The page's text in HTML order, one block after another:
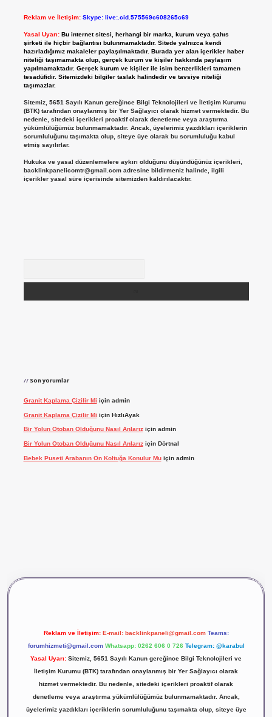
Reklam ve İletişim: Skype: live:.cid.575569c608265c69
Yasal Uyarı: Bu internet sitesi, herhangi bir marka, kurum veya şahıs
şirketi ile hiçbir bağlantısı bulunmamaktadır. Sitede yalnızca kendi
hazırladığımız makaleler paylaşılmaktadır. Burada yer alan içerikler haber
niteliği taşımamakta olup, gerçek kurum ve kişiler hakkında paylaşım
yapılmamaktadır. Gerçek kurum ve kişiler ile isim benzerlikleri tamamen
tesadüfidir. Sitemizdeki bilgiler taslak halindedir ve tavsiye niteliği
taşımazlar.
Sitemiz, 5651 Sayılı Kanun gereğince Bilgi Teknolojileri ve İletişim Kurumu
(BTK) tarafından onaylanmış bir Yer Sağlayıcı olarak hizmet vermektedir. Bu
nedenle, sitedeki içerikleri proaktif olarak denetleme veya araştırma
yükümlülüğümüz bulunmamaktadır. Ancak, üyelerimiz yazdıkları içeriklerin
sorumluluğunu taşımakta olup, siteye üye olarak bu sorumluluğu kabul
etmiş sayılırlar.
Hukuka ve yasal düzenlemelere aykırı olduğunu düşündüğünüz içerikleri,
backlinkpanelicomtr@gmail.comadresine bildirmeniz halinde, ilgili
içerikler yasal süre içerisinde sitemizden kaldırılacaktır.
Son yorumlar
Granit Kaplama Çizilir Mi için admin
Granit Kaplama Çizilir Mi için HızlıAyak
Bir Yolun Otoban Olduğunu Nasıl Anlarıziçin admin
Bir Yolun Otoban Olduğunu Nasıl Anlarıziçin Dörtnal
Bebek Puseti Arabanın Ön Koltuğa Konulur Muiçin admin
Reklam ve İletişim: E-mail: backlinkpaneli@gmail.com Teams:
forumhizmeti@gmail.com Whatsapp: 0262 606 0 726 Telegram: @karabul
Yasal Uyarı: Sitemiz, 5651 Sayılı Kanun gereğince Bilgi Teknolojileri ve
İletişim Kurumu (BTK) tarafından onaylanmış bir Yer Sağlayıcı olarak
hizmet vermektedir. Bu nedenle, sitedeki içerikleri proaktif olarak
denetleme veya araştırma yükümlülüğümüz bulunmamaktadır. Ancak,
üyelerimiz yazdıkları içeriklerin sorumluluğunu taşımakta olup, siteye üye